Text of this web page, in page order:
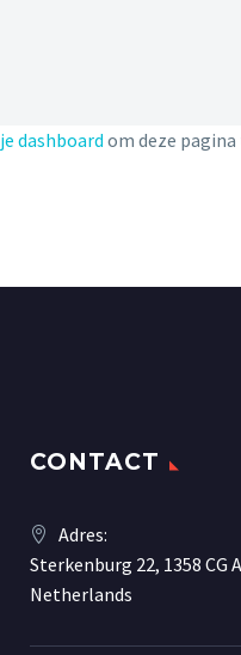
je dashboard om deze pagina
CONTACT
Adres:
Sterkenburg 22, 1358 CG
Netherlands